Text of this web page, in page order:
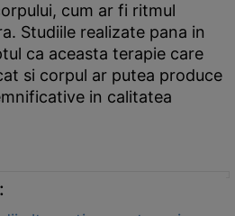
cum ar fi ritmul
Studiile realizate pana in
ca aceasta terapie care
si corpul ar putea produce
in calitatea